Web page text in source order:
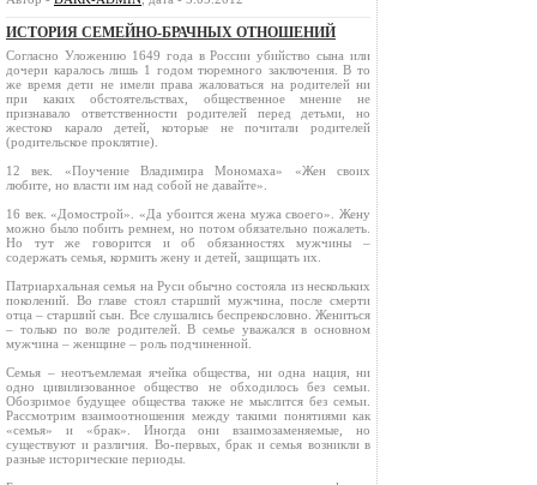
ИСТОРИЯ СЕМЕЙНО-БРАЧНЫХ ОТНОШЕНИЙ
Согласно Уложению 1649 года в России убийство сына или
дочери каралось лишь 1 годом тюремного заключения. В то
же время дети не имели права жаловаться на родителей ни
при каких обстоятельствах, общественное мнение не
признавало ответственности родителей перед детьми, но
жестоко карало детей, которые не почитали родителей
(родительское проклятие).
12 век. «Поучение Владимира Мономаха» «Жен своих
любите, но власти им над собой не давайте».
16 век. «Домострой». «Да убоится жена мужа своего». Жену
можно было побить ремнем, но потом обязательно пожалеть.
Но тут же говорится и об обязанностях мужчины –
содержать семья, кормить жену и детей, защищать их.
Патриархальная семья на Руси обычно состояла из нескольких
поколений. Во главе стоял старший мужчина, после смерти
отца – старший сын. Все слушались беспрекословно. Жениться
– только по воле родителей. В семье уважался в основном
мужчина – женщине – роль подчиненной.
Семья – неотъемлемая ячейка общества, ни одна нация, ни
одно цивилизованное общество не обходилось без семьи.
Обозримое будущее общества также не мыслится без семьи.
Рассмотрим взаимоотношения между такими понятиями как
«семья» и «брак». Иногда они взаимозаменяемые, но
существуют и различия. Во-первых, брак и семья возникли в
разные исторические периоды.